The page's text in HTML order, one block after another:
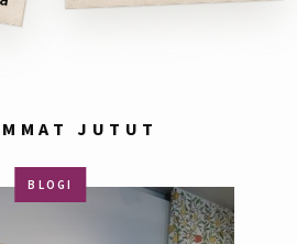
JUTUT
BLOGI